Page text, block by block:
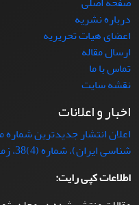
درباره نشریه
اعضای هیات تحریریه
ارسال مقاله
تماس با ما
نقشه سایت
اخبار و اعلانات
اعلان انتشار جدیدترین
شناسی ایران)، شماره (4)38، زمستان1404
اطلاعات کپی رایت: